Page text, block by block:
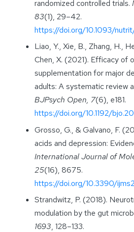
randomized controlled trials.
83(1), 29–42.
https://doi.org/10.1093/
Liao, Y., Xie, B., Zhang, H.,
Chen, X. (2021). Efficacy of
supplementation for major
adults: A systematic review
BJPsych Open, 7(6), e181.
https://doi.org/10.1192/
Grosso, G., & Galvano, F.
acids and depression:
International Journal of
25(16), 8675.
https://doi.org/10.3390/
Strandwitz, P. (2018).
modulation by the gut
1693, 128–133.